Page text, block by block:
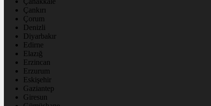
Çankırı
Çorum
Denizli
Diyarbakır
Edirne
Elazığ
Erzincan
Erzurum
Eskişehir
Gaziantep
Giresun